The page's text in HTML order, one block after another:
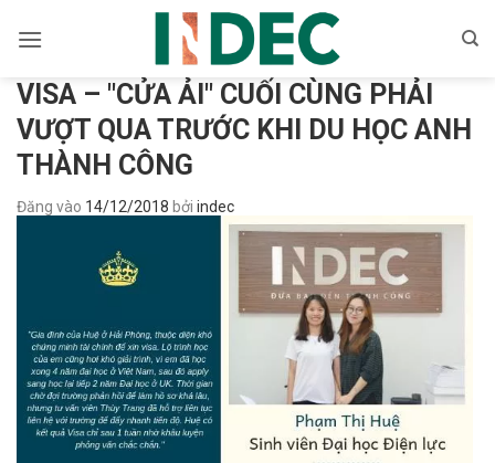
qua
dungVISA – "CỬA ẢI" CUỐI CÙNG PHẢI
VƯỢT QUA TRƯỚC KHI DU HỌC ANH
THÀNH CÔNG
Đăng vào 14/12/2018 bởi indec